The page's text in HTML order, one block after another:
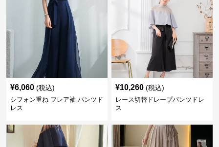
¥6,060 (税込)
シフォン重ね フレア袖 パンツド
レス
¥10,260 (税込)
レース切替ドレープパンツドレ
ス